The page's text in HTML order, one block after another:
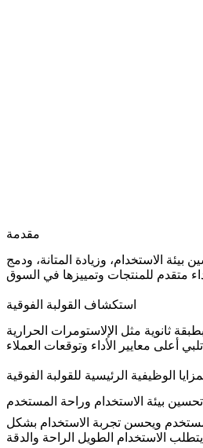
مقدمة
الاستخدام، وزيادة المتانة، ودمج
استكشاف القولبة الفوقية
ثانوية مثل
الوظيفية الرئيسية للقولبة الفوقية
تحسين بيئة الاستخدام وراحة المستخدم
ويحسن تجربة الاستخدام بشكل